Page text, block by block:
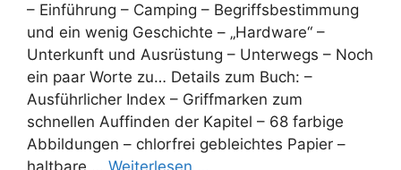
– Einführung – Camping – Begriffsbestimmung
und ein wenig Geschichte – „Hardware“ –
Unterkunft und Ausrüstung – Unterwegs – Noch
ein paar Worte zu… Details zum Buch: –
Ausführlicher Index – Griffmarken zum
schnellen Auffinden der Kapitel – 68 farbige
Abbildungen – chlorfrei gebleichtes Papier –
haltbare … Weiterlesen …